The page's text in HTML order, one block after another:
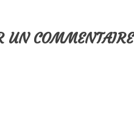
UN COMMENTAIRE